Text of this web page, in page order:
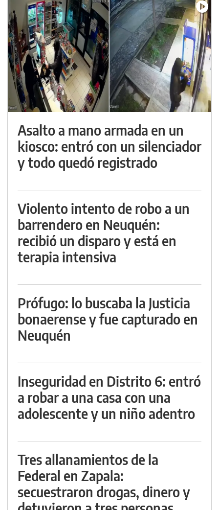
Asalto a mano armada en un
kiosco: entró con un silenciador
y todo quedó registrado
Violento intento de robo a un
barrendero en Neuquén:
recibió un disparo y está en
terapia intensiva
Prófugo: lo buscaba la Justicia
bonaerense y fue capturado en
Neuquén
Inseguridad en Distrito 6: entró
a robar a una casa con una
adolescente y un niño adentro
Tres allanamientos de la
Federal en Zapala:
secuestraron drogas, dinero y